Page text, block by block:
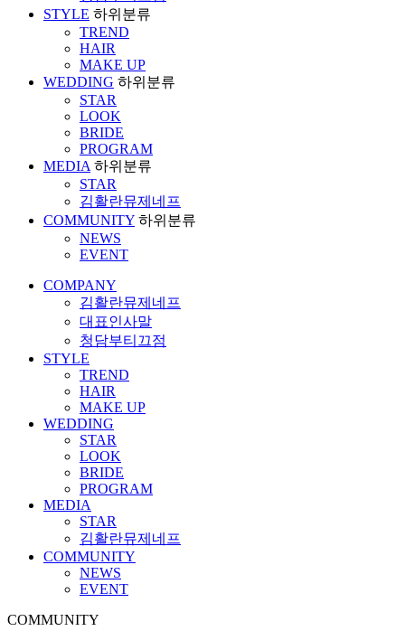
STYLE 하위분류
TREND
HAIR
MAKE UP
WEDDING 하위분류
STAR
LOOK
BRIDE
PROGRAM
MEDIA 하위분류
STAR
김활란뮤제네프
COMMUNITY 하위분류
NEWS
EVENT
COMPANY
김활란뮤제네프
대표인사말
청담부티끄점
STYLE
TREND
HAIR
MAKE UP
WEDDING
STAR
LOOK
BRIDE
PROGRAM
MEDIA
STAR
김활란뮤제네프
COMMUNITY
NEWS
EVENT
COMMUNITY